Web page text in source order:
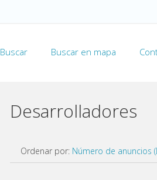
Buscar Buscar en mapa
Desarrolladores
Ordenar por: Número de anuncios